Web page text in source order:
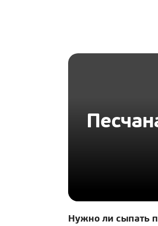
Нужно ли сыпать